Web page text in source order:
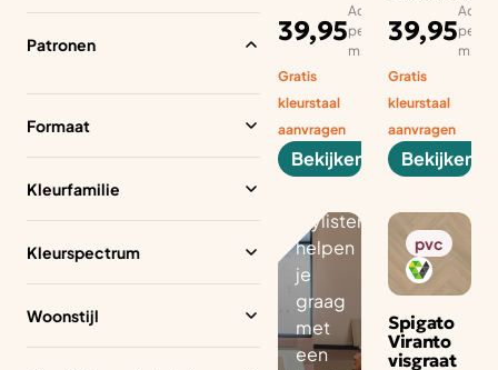
Patronen
Formaat
Kleurfamilie
Kleurspectrum
Woonstijl
39,95
Adviesprijs
per aantal
m2
Gratis
kleurstaal
aanvragen
Bekijken
39,95per
m2
Gratis
kleurstaal
aanvragen
Bekijken
oonl
ijk
inte
rieu
rad
vies
Onze
stylisten
helpen
je
graag
met
een
pvc
Spigato
Viranto
visgraat